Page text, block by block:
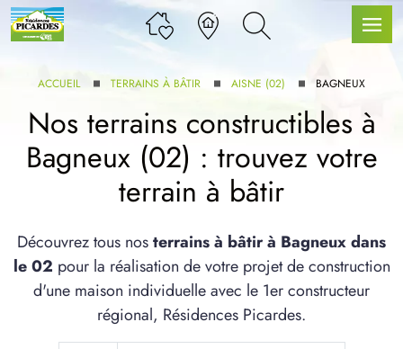
GAMME
SERVICE BDL EXTENSION
ACCUEIL TERRAINS À BÂTIR AISNE (02) BAGNEUX
Nos terrains constructibles à
Bagneux (02) : trouvez votre
terrain à bâtir
Découvrez tous nosterrains à bâtir à Bagneux dans
le 02 pour la réalisation de votre projet de construction
d'une maison individuelle avec le 1er constructeur
régional, Résidences Picardes.